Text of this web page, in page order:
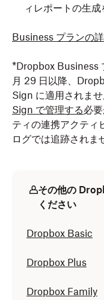
ィレポートの生成
Business プランの
*Dropbox Business
月 29 日以降、
Sign に適用されませ
Sign で管理する必
ティの連携アクティ
ログでは追跡されま
その他の
ください
Dropbox Basic
Dropbox Plus
Dropbox Family